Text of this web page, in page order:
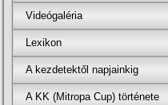
Videógaléria
Lexikon
A kezdetektől napjainkig
A KK (Mitropa Cup) története